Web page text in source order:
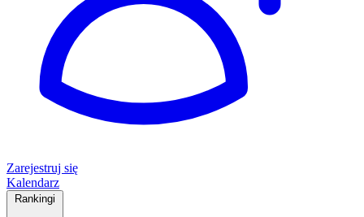
Zarejestruj się
Kalendarz
Rankingi